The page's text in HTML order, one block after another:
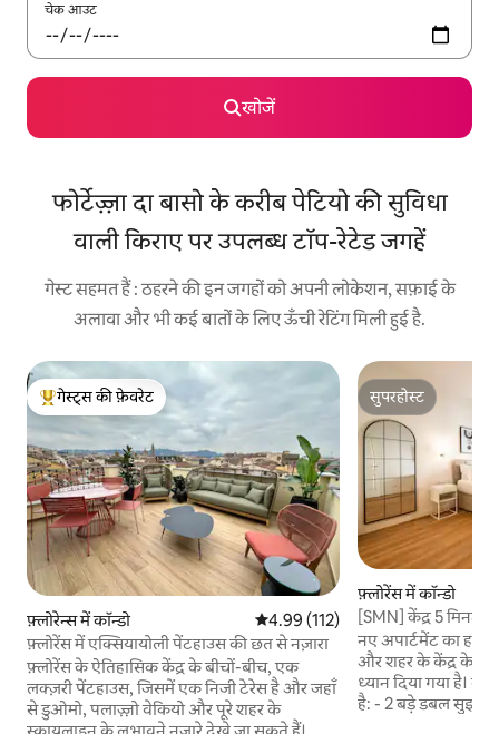
चेक आउट
खोजें
फोर्टेज़्ज़ा दा बासो के करीब पेटियो की सुविधा
वाली किराए पर उपलब्ध टॉप-रेटेड जगहें
गेस्ट सहमत हैं : ठहरने की इन जगहों को अपनी लोकेशन, सफ़ाई के
अलावा और भी कई बातों के लिए ऊँची रेटिंग मिली हुई है.
गेस्ट्स का टॉप फ़ेवरेट
गेस्ट्स की फ़ेवरेट
फ़्लोरेन्स में कॉन्डो औसत रेटिंग 5 में से 4.99, 112 समीक्षाएँ
4.99 (112)
फ़्लोरेंस में एक्सियायोली पेंटहाउस की छत से नज़ारा
फ़्लोरेंस के ऐतिहासिक केंद्र के बीचों-बीच, एक
लक्ज़री पेंटहाउस, जिसमें एक निजी टेरेस है और जहाँ
से डुओमो, पलाज़्ज़ो वेकियो और पूरे शहर के
सुपरहोस्ट
सुपरहोस्ट
फ़्लोरेंस में कॉन्डो
[SMN] केंद्र 5 मिनट
आँगन
नए अपार्टमेंट का हाल
और शहर के केंद्र के
ध्यान दिया गया है। संपत्ति को इस प्रकार बनाया गया
है: - 2 बड़े डबल सुइट, जिनमें से एक वॉक - इन